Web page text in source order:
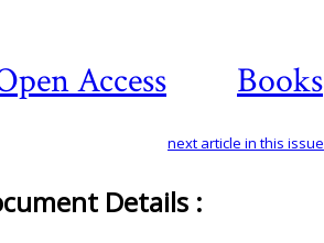
Access Books
next article in this issue
Details :